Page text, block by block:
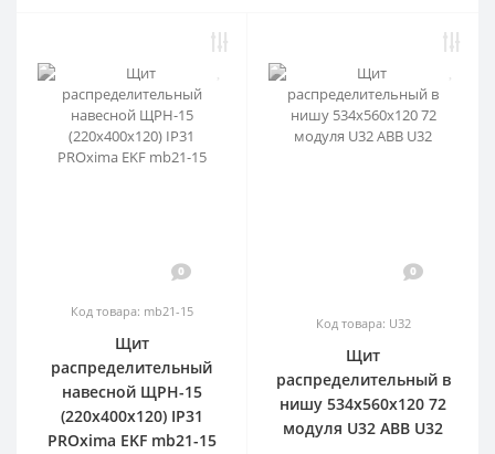
0
Код товара: mb21-15
Щит
распределительный
навесной ЩРН-15
(220х400х120) IP31
PROxima EKF mb21-15
0
Код товара: U32
Щит
распределительный в
нишу 534х560х120 72
модуля U32 ABB U32